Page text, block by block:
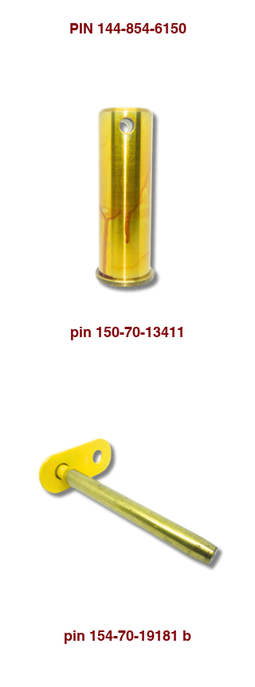
PIN 144-854-6150
pin 150-70-13411
pin 154-70-19181 b